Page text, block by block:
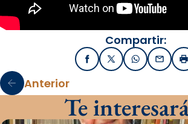
Compartir:
FacebookX / TwitterWhatsApp
Email
Anterior
Te